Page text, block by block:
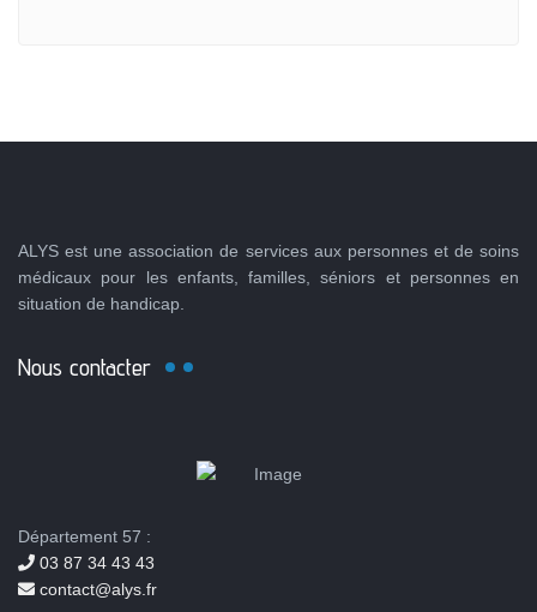
ALYS est une association de services aux personnes et de soins
médicaux pour les enfants, familles, séniors et personnes en
situation de handicap.
Nous contacter
Département 57 :
03 87 34 43 43
contact@alys.fr